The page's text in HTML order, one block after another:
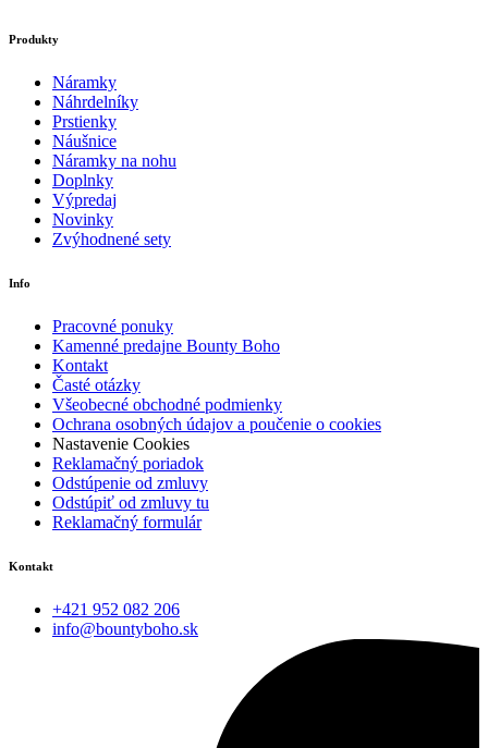
Produkty
Náramky
Náhrdelníky
Prstienky
Náušnice
Náramky na nohu
Doplnky
Výpredaj
Novinky
Zvýhodnené sety
Info
Pracovné ponuky
Kamenné predajne Bounty Boho
Kontakt
Časté otázky
Všeobecné obchodné podmienky
Ochrana osobných údajov a poučenie o cookies
Nastavenie Cookies
Reklamačný poriadok
Odstúpenie od zmluvy
Odstúpiť od zmluvy tu
Reklamačný formulár
Kontakt
+421 952 082 206
info@bountyboho.sk